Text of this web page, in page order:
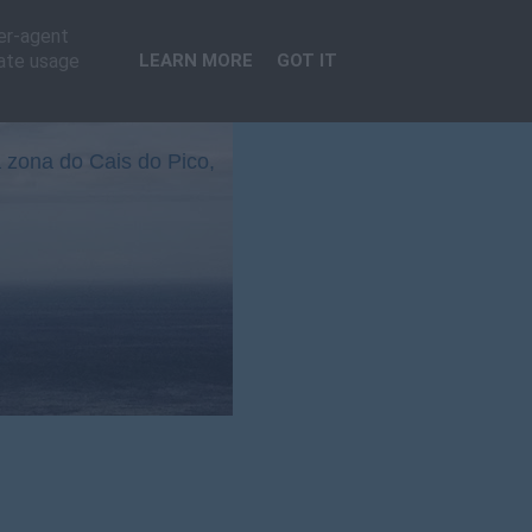
do Cais do Pico,
agent
usage
LEARN MORE GOT IT